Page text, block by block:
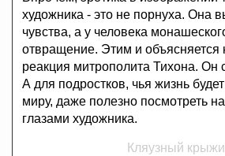
художника - это не порнуха. Она
чувства, а у человека
отвращение. Этим и объясняется
реакция митрополита Тихона. Он
А для подростков, чья жизнь
миру, даже полезно посмотреть
глазами художника.
Кляузный